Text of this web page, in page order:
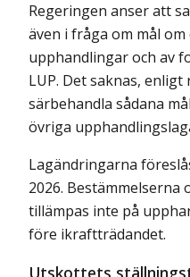
Regeringen anser att
även i fråga om mål
upphandlingar och av
LUP. Det saknas,
särbehandla sådana
övriga
Lagändringarna
2026.
tillämpas inte på
före ikraftträdandet.